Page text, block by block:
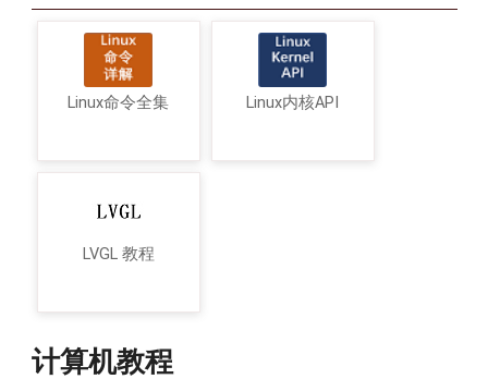
Linux命令全集 Linux内核API
LVGL 教程
计算机教程